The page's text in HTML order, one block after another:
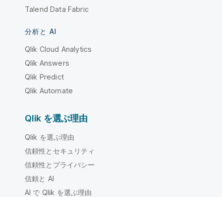
Talend Data Fabric
分析と AI
Qlik Cloud Analytics
Qlik Answers
Qlik Predict
Qlik Automate
Qlik を選ぶ理由
Qlik を選ぶ理由
信頼性とセキュリティ
信頼性とプライバシー
信頼と AI
AI で Qlik を選ぶ理由